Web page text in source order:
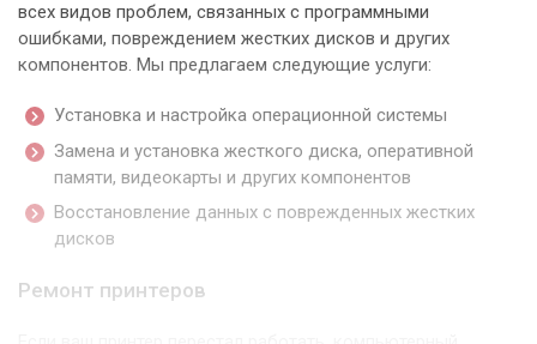
всех видов проблем, связанных с программными
ошибками, повреждением жестких дисков и других
компонентов. Мы предлагаем следующие услуги:
Установка и настройка операционной системы
Замена и установка жесткого диска, оперативной
памяти, видеокарты и других компонентов
Восстановление данных с поврежденных жестких
дисков
Ремонт принтеров